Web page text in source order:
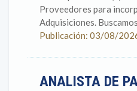
Proveedores para
Adquisiciones.
Publicación: 03/08/
ANALISTA DE